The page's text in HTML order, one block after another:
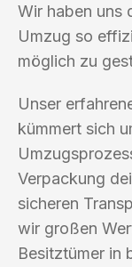
Wir haben uns
Umzug so
möglich zu
Unser
kümmert sich
Verpackung
sicheren
wir großen
Besitztümer in